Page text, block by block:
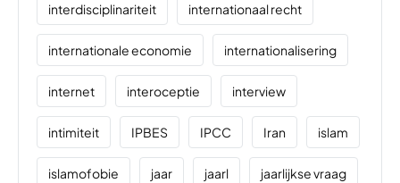
interdisciplinariteit internationaal recht
internationale economie internationalisering
internet interoceptie interview
intimiteit IPBES IPCC Iran islam
islamofobie jaar jaarl jaarlijkse vraag